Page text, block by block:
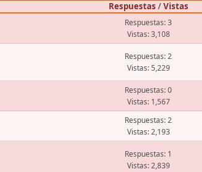
Respuestas /Vistas
Respuestas: 3
Vistas: 3,108
Respuestas: 2
Vistas: 5,229
Respuestas: 0
Vistas: 1,567
Respuestas: 2
Vistas: 2,193
Respuestas: 1
Vistas: 2,839